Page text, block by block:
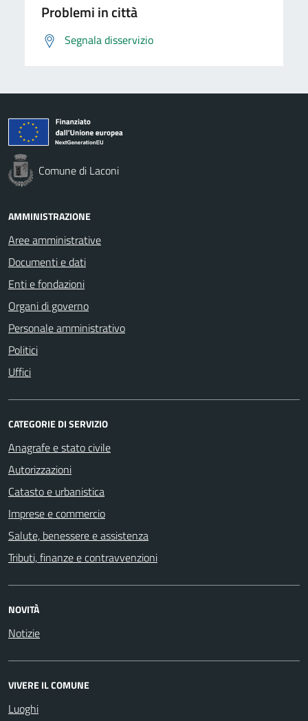
Problemi in città
Segnala disservizio
Comune di Laconi
AMMINISTRAZIONE
Aree amministrative
Documenti e dati
Enti e fondazioni
Organi di governo
Personale amministrativo
Politici
Uffici
CATEGORIE DI SERVIZIO
Anagrafe e stato civile
Autorizzazioni
Catasto e urbanistica
Imprese e commercio
Salute, benessere e assistenza
Tributi, finanze e contravvenzioni
NOVITÀ
Notizie
VIVERE IL COMUNE
Luoghi